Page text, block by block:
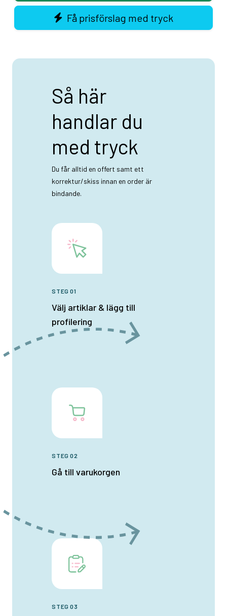
Få prisförslag med tryck
Så här
handlar du
med tryck
Du får alltid en offert samt ett
korrektur/skiss innan en order är
bindande.
STEG 01
Välj artiklar & lägg till
profilering
STEG 02
Gå till varukorgen
STEG 03